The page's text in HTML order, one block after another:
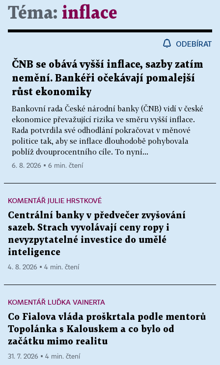
Téma: inflace
ODEBÍRAT
ČNB se obává vyšší inflace, sazby zatím
nemění. Bankéři očekávají pomalejší
růst ekonomiky
Bankovní rada České národní banky (ČNB) vidí v české
ekonomice převažující rizika ve směru vyšší inflace.
Rada potvrdila své odhodlání pokračovat v měnové
politice tak, aby se inflace dlouhodobě pohybovala
poblíž dvouprocentního cíle. To nyní...
6. 8. 2026 ▪ 6 min. čtení
KOMENTÁŘ JULIE HRSTKOVÉ
Centrální banky v předvečer zvyšování
sazeb. Strach vyvolávají ceny ropy i
nevyzpytatelné investice do umělé
inteligence
4. 8. 2026 ▪ 4 min. čtení
KOMENTÁŘ LUĎKA VAINERTA
Co Fialova vláda proškrtala podle mentorů
Topolánka s Kalouskem a co bylo od
začátku mimo realitu
31. 7. 2026 ▪ 4 min. čtení